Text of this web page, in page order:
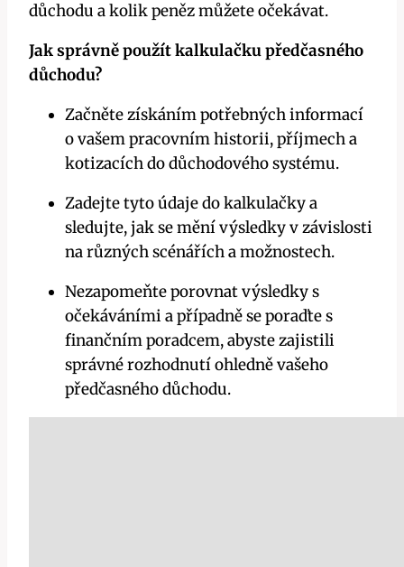
důchodu a kolik peněz můžete očekávat.
Jak správně použít kalkulačku předčasného
důchodu?
Začněte získáním potřebných informací
o vašem pracovním historii, příjmech a
kotizacích do důchodového systému.
Zadejte tyto údaje do kalkulačky a
sledujte, jak se mění výsledky v závislosti
na různých scénářích a možnostech.
Nezapomeňte porovnat výsledky s
očekáváními a případně se poraďte s
finančním poradcem, abyste zajistili
správné rozhodnutí ohledně vašeho
předčasného důchodu.